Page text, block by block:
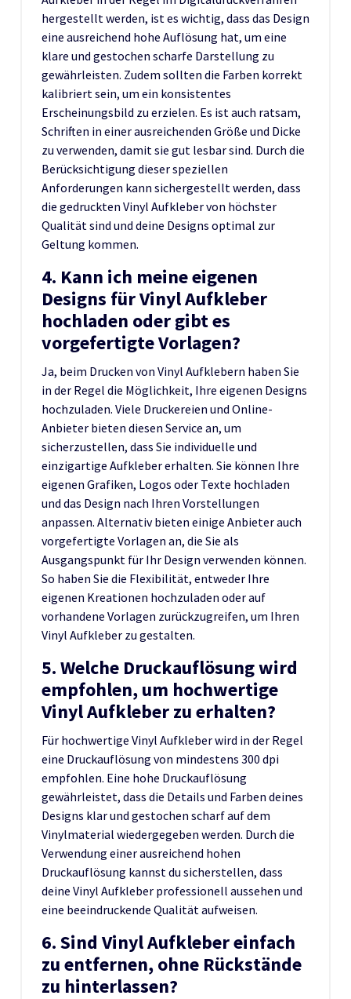
hergestellt werden, ist es wichtig, dass das Design
eine ausreichend hohe Auflösung hat, um eine
klare und gestochen scharfe Darstellung zu
gewährleisten. Zudem sollten die Farben korrekt
kalibriert sein, um ein konsistentes
Erscheinungsbild zu erzielen. Es ist auch ratsam,
Schriften in einer ausreichenden Größe und Dicke
zu verwenden, damit sie gut lesbar sind. Durch die
Berücksichtigung dieser speziellen
Anforderungen kann sichergestellt werden, dass
die gedruckten Vinyl Aufkleber von höchster
Qualität sind und deine Designs optimal zur
Geltung kommen.
4. Kann ich meine eigenen
Designs für Vinyl Aufkleber
hochladen oder gibt es
vorgefertigte Vorlagen?
Ja, beim Drucken von Vinyl Aufklebern haben Sie
in der Regel die Möglichkeit, Ihre eigenen Designs
hochzuladen. Viele Druckereien und Online-
Anbieter bieten diesen Service an, um
sicherzustellen, dass Sie individuelle und
einzigartige Aufkleber erhalten. Sie können Ihre
eigenen Grafiken, Logos oder Texte hochladen
und das Design nach Ihren Vorstellungen
anpassen. Alternativ bieten einige Anbieter auch
vorgefertigte Vorlagen an, die Sie als
Ausgangspunkt für Ihr Design verwenden können.
So haben Sie die Flexibilität, entweder Ihre
eigenen Kreationen hochzuladen oder auf
vorhandene Vorlagen zurückzugreifen, um Ihren
Vinyl Aufkleber zu gestalten.
5. Welche Druckauflösung wird
empfohlen, um hochwertige
Vinyl Aufkleber zu erhalten?
Für hochwertige Vinyl Aufkleber wird in der Regel
eine Druckauflösung von mindestens 300 dpi
empfohlen. Eine hohe Druckauflösung
gewährleistet, dass die Details und Farben deines
Designs klar und gestochen scharf auf dem
Vinylmaterial wiedergegeben werden. Durch die
Verwendung einer ausreichend hohen
Druckauflösung kannst du sicherstellen, dass
deine Vinyl Aufkleber professionell aussehen und
eine beeindruckende Qualität aufweisen.
6. Sind Vinyl Aufkleber einfach
zu entfernen, ohne Rückstände
zu hinterlassen?